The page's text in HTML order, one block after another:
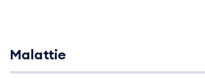
Malattie